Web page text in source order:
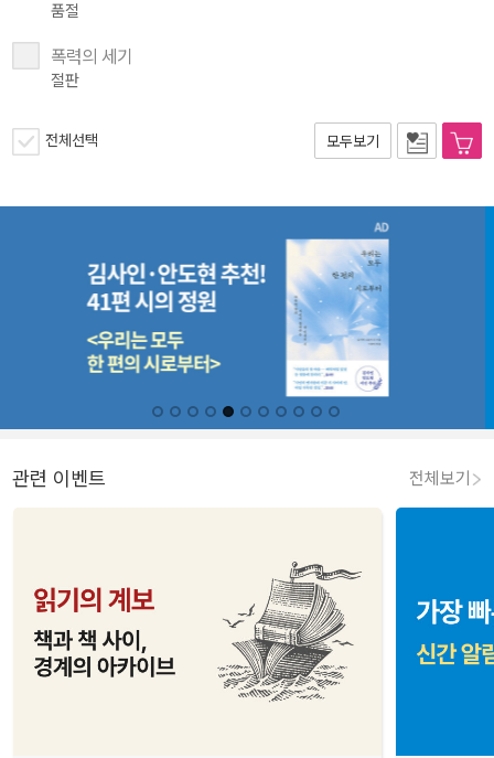
품절
폭력의 세기
절판
전체선택 모두보기
관련 이벤트 전체보기